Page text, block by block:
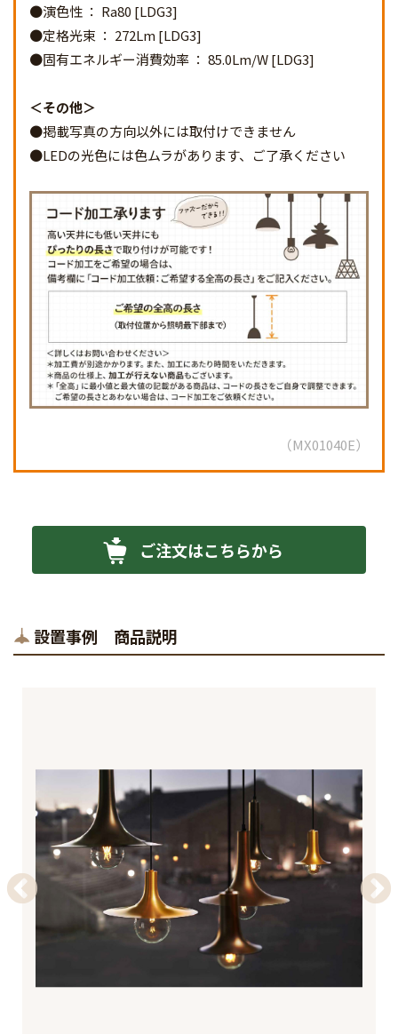
●演色性 ： Ra80 [LDG3]
●定格光束 ： 272Lm [LDG3]
●固有エネルギー消費効率 ： 85.0Lm/W [LDG3]
その他
●掲載写真の方向以外には取付けできません
●LEDの光色には色ムラがあります、ご了承ください
MX01040E
ご注文はこちらから
設置事例 商品説明